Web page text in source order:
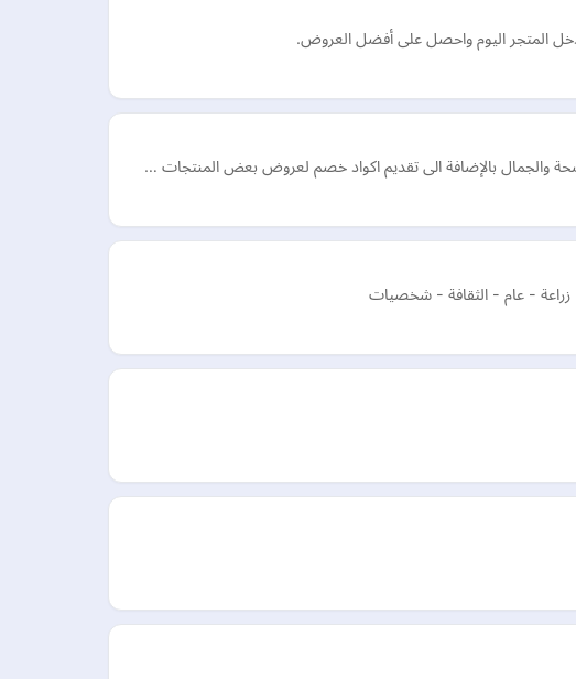
ادخل المتجر اليوم واحصل على أفضل العروض.
والجمال بالإضافة الى تقديم اكواد خصم لعروض بعض المنتجات …
زراعة - عام - الثقافة - شخصيات